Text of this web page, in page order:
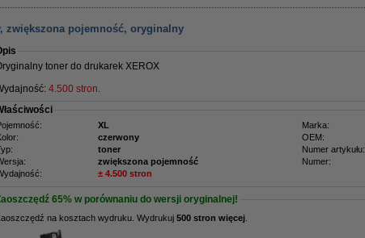
zwiększona pojemność, oryginalny
toner do drukarek XEROX
4.500 stron.
XL Marka:
czerwony OEM:
toner Numer artykułu:
zwiększona pojemność Numer:
± 4.500 stron
65% w porównaniu do wersji oryginalnej!
na kosztach wydruku. Wydrukuj 500 stron więcej